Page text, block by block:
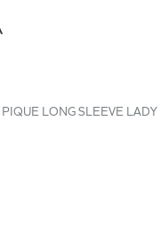
PIQUE LONG SLEEVE LADY